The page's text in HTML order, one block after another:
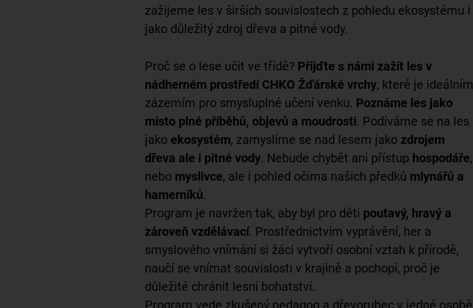
zažijeme les v širších souvislostech z pohledu ekosystému i
jako důležitý zdroj dřeva a pitné vody.
Proč se o lese učit ve třídě? Přijďte s námi zažít les v
nádherném prostředí CHKO Žďárské vrchy, které je ideálním
zázemím pro smysluplné učení venku. Poznáme les jako
místo plné příběhů, objevů a moudrosti. Podíváme se na les
jako ekosystém, zamyslíme se nad lesem jako zdrojem
dřeva ale i pitné vody. Nebude chybět ani přístup hospodáře,
nebo myslivce, ale i pohled očima našich předků mlynářů a
hamerníků.
Program je navržen tak, aby byl pro děti poutavý, hravý a
zároveň vzdělávací. Prostřednictvím vyprávění, her a
smyslového vnímání si žáci vytvoří osobní vztah k přírodě,
naučí se vnímat souvislosti v krajině a pochopí, proč je
důležité chránit lesní bohatství.
Program vede zkušený pedagog a dřevorubec v jedné osobě